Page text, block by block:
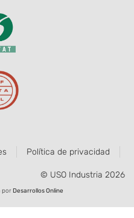
Política de privacidad
© USO Industria 2026
porDesarrollos Online